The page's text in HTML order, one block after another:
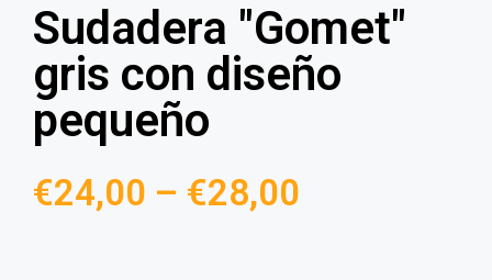
Sudadera "Gomet"
gris con diseño
pequeño
€24,00 – €28,00